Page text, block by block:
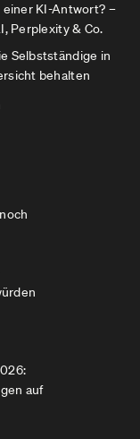
einer KI-Antwort? –
Perplexity & Co.
Selbstständige in
behalten
auf